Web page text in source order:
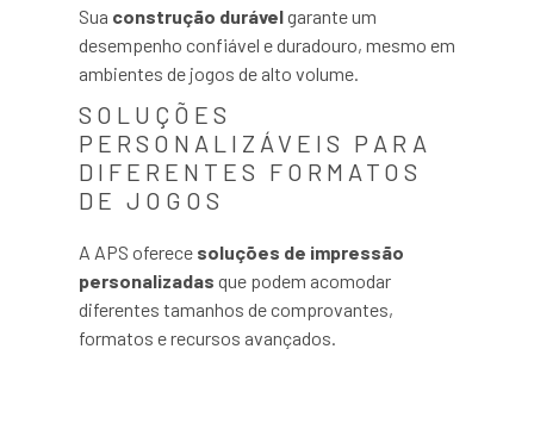
Sua construção durávelgarante um
desempenho confiável e duradouro, mesmo em
ambientes de jogos de alto volume.
SOLUÇÕES
PERSONALIZÁVEIS PARA
DIFERENTES FORMATOS
DE JOGOS
A APS oferece soluções de impressão
personalizadas que podem acomodar
diferentes tamanhos de comprovantes,
formatos e recursos avançados.